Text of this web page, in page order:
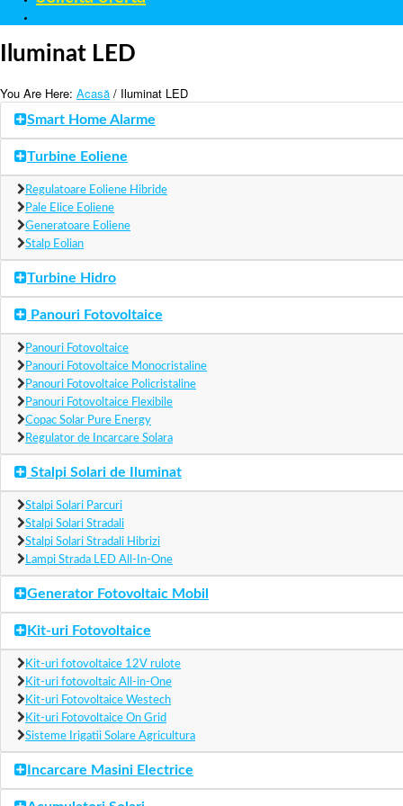
Iluminat LED
You Are Here: Acasă / Iluminat LED
Smart Home Alarme
Turbine Eoliene
Regulatoare Eoliene Hibride
Pale Elice Eoliene
Generatoare Eoliene
Stalp Eolian
Turbine Hidro
Panouri Fotovoltaice
Panouri Fotovoltaice
Panouri Fotovoltaice Monocristaline
Panouri Fotovoltaice Policristaline
Panouri Fotovoltaice Flexibile
Copac Solar Pure Energy
Regulator de Incarcare Solara
Stalpi Solari de Iluminat
Stalpi Solari Parcuri
Stalpi Solari Stradali
Stalpi Solari Stradali Hibrizi
Lampi Strada LED All-In-One
Generator Fotovoltaic Mobil
Kit-uri Fotovoltaice
Kit-uri fotovoltaice 12V rulote
Kit-uri fotovoltaic All-in-One
Kit-uri Fotovoltaice Westech
Kit-uri Fotovoltaice On Grid
Sisteme Irigatii Solare Agricultura
Incarcare Masini Electrice